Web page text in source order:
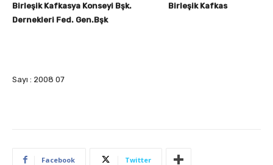
Birleşik Kafkasya Konseyi Bşk. Birleşik Kafkas
Dernekleri Fed. Gen.Bşk
Sayı : 2008 07
Facebook Twitter